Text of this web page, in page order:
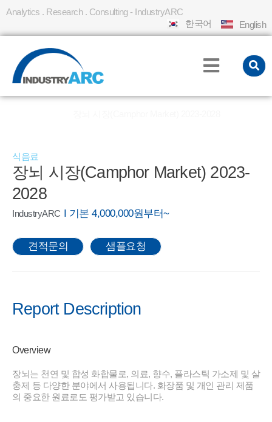
Analytics . Research . Consulting - IndustryARC
한국어
English
식음료
장뇌 시장(Camphor Market) 2023-
2028
IndustryARC I 기본 4,000,000원부터~
견적문의 샘플요청
Report Description
Overview
장뇌는 천연 및 합성 화합물로, 의료, 향수, 플라스틱 가소제 및 살
충제 등 다양한 분야에서 사용됩니다. 화장품 및 개인 관리 제품
의 중요한 원료로도 평가받고 있습니다.